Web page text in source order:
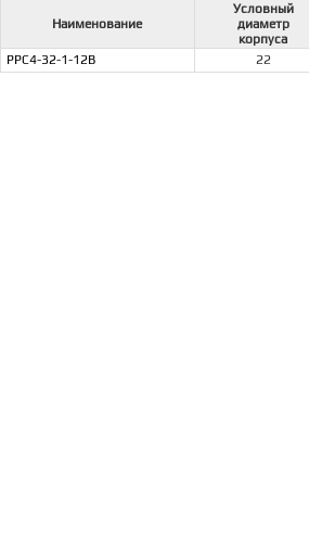
Наименование
Условный
диаметр
корпуса
РРС4-32-1-12В
22